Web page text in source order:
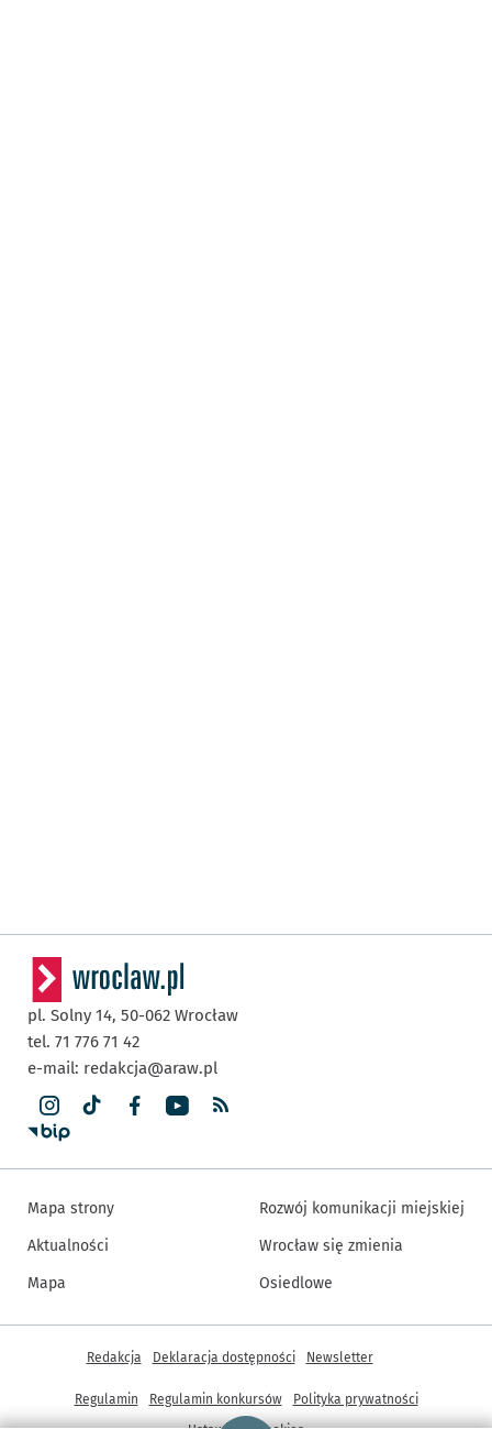
pl. Solny 14, 50-062 Wrocław
tel. 71 776 71 42
e-mail: redakcja@araw.pl
Mapa strony
Aktualności
Mapa
Rozwój komunikacji miejskiej
Wrocław się zmienia
Osiedlowe
Inne informacje
Redakcja Deklaracja dostępności Newsletter
Regulamin Regulamin konkursów
Polityka prywatności